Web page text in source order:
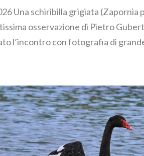
Una schiribilla grigiata (Zapornia
osservazione di Pietro
l’incontro con fotografia di